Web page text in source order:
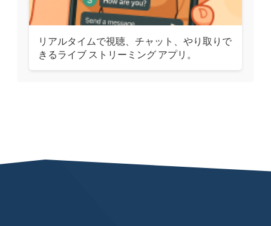
リアルタイムで視聴、チャット、やり取りで
きるライブ ストリーミング アプリ。